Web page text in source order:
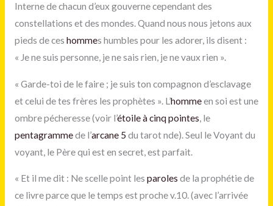
Interne de chacun d’eux gouverne cependant des
constellations et des mondes. Quand nous nous jetons aux
pieds de ces hommes humbles pour les adorer, ils disent :
« Je ne suis personne, je ne sais rien, je ne vaux rien ».
« Garde-toi de le faire ; je suis ton compagnon d’esclavage
et celui de tes frères les prophètes ». L’hommeen soi est une
ombre pécheresse (voir l’étoile à cinq pointes, le
pentagrammede l’arcane 5 du tarot nde). Seul le Voyant du
voyant, le Père qui est en secret, est parfait.
« Et il me dit : Ne scelle point les paroles de la prophétie de
ce livre parce que le temps est proche v.10. (avec l’arrivée